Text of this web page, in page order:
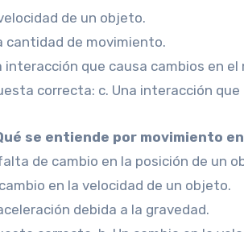
de un objeto.
cantidad de movimiento.
interacción que causa cambios en
correcta: c. Una interacción
se entiende por movimiento
de cambio en la posición de un
en la velocidad de un objeto.
debida a la gravedad.